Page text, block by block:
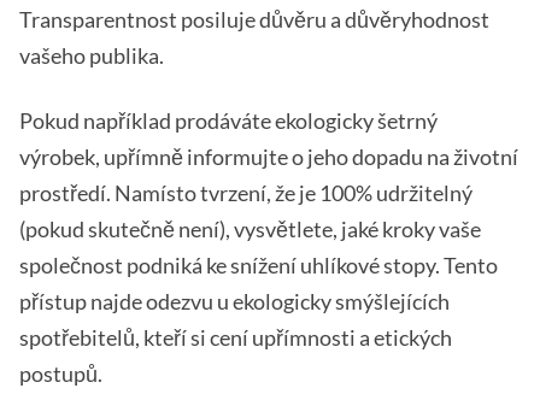
Transparentnost posiluje důvěru a důvěryhodnost
vašeho publika.
Pokud například prodáváte ekologicky šetrný
výrobek, upřímně informujte o jeho dopadu na životní
prostředí. Namísto tvrzení, že je 100% udržitelný
(pokud skutečně není), vysvětlete, jaké kroky vaše
společnost podniká ke snížení uhlíkové stopy. Tento
přístup najde odezvu u ekologicky smýšlejících
spotřebitelů, kteří si cení upřímnosti a etických
postupů.